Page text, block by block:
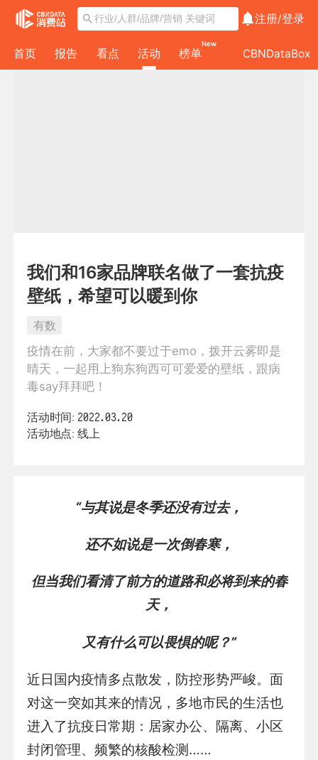
注册/登录
首页 报告 看点 活动 榜单
New
CBNDataBox
我们和16家品牌联名做了一套抗疫
壁纸，希望可以暖到你
有数
​疫情在前，大家都不要过于emo，拨开云雾即是
晴天，一起用上狗东狗西可可爱爱的壁纸，跟病
毒say拜拜吧！
活动时间: 2022.03.20
活动地点: 线上
“与其说是冬季还没有过去，
还不如说是一次倒春寒，
但当我们看清了前方的道路和必将到来的春
天，
又有什么可以畏惧的呢？”
近日国内疫情多点散发，防控形势严峻。面
对这一突如其来的情况，多地市民的生活也
进入了抗疫日常期：居家办公、隔离、小区
封闭管理、频繁的核酸检测……